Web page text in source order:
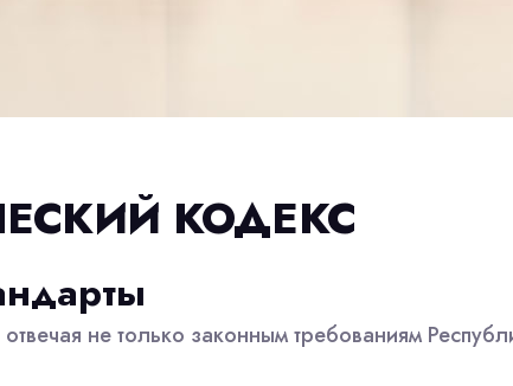
КОДЕКС
не только законным требованиям